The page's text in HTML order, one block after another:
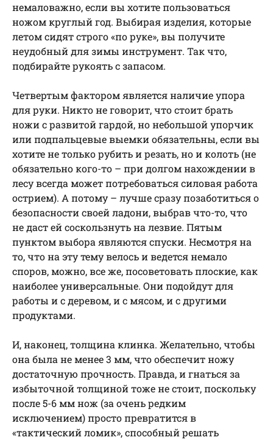
немаловажно, если вы хотите пользоваться
ножом круглый год. Выбирая изделия, которые
летом сидят строго «по руке», вы получите
неудобный для зимы инструмент. Так что,
подбирайте рукоять с запасом.
Четвертым фактором является наличие упора
для руки. Никто не говорит, что стоит брать
ножи с развитой гардой, но небольшой упорчик
или подпальцевые выемки обязательны, если вы
хотите не только рубить и резать, но и колоть (не
обязательно кого-то – при долгом нахождении в
лесу всегда может потребоваться силовая работа
острием). А потому – лучше сразу позаботиться о
безопасности своей ладони, выбрав что-то, что
не даст ей соскользнуть на лезвие. Пятым
пунктом выбора являются спуски. Несмотря на
то, что на эту тему велось и ведется немало
споров, можно, все же, посоветовать плоские, как
наиболее универсальные. Они подойдут для
работы и с деревом, и с мясом, и с другими
продуктами.
И, наконец, толщина клинка. Желательно, чтобы
она была не менее 3 мм, что обеспечит ножу
достаточную прочность. Правда, и гнаться за
избыточной толщиной тоже не стоит, поскольку
после 5-6 мм нож (за очень редким
исключением) просто превратится в
«тактический ломик», способный решать